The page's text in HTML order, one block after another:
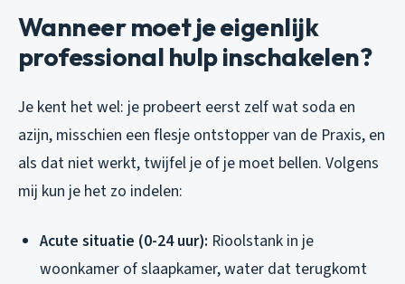
Wanneer moet je eigenlijk
professional hulp inschakelen?
Je kent het wel: je probeert eerst zelf wat soda en
azijn, misschien een flesje ontstopper van de Praxis, en
als dat niet werkt, twijfel je of je moet bellen. Volgens
mij kun je het zo indelen:
Acute situatie (0-24 uur): Rioolstank in je
woonkamer of slaapkamer, water dat terugkomt